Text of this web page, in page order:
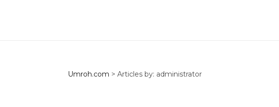
Umroh.com > Articles by: administrator